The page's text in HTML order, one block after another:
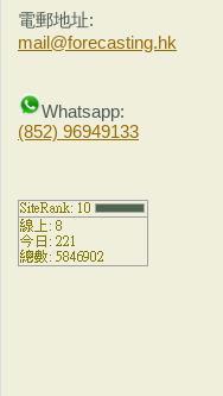
電郵地址:
mail@forecasting.hk
Whatsapp:
(852) 96949133